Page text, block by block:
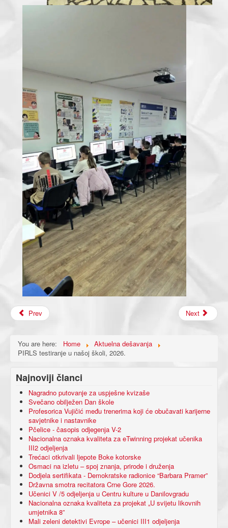
Prev Next
You are here: Home
Aktuelna dešavanja
PIRLS testiranje u našoj školi, 2026.
Najnoviji članci
Nagradno putovanje za uspješne kvizaše
Svečano obilježen Dan škole
Profesorica Vujičić među trenerima koji će obučavati karijerne
savjetnike i nastavnike
Pčelice - časopis odjegenja V-2
Nacionalna oznaka kvaliteta za eTwinning projekat učenika
III2 odjeljenja
Trećaci otkrivali ljepote Boke kotorske
Osmaci na izletu – spoj znanja, prirode i druženja
Dodjela sertifikata - Demokratske radionice “Barbara Pramer”
Državna smotra recitatora Crne Gore 2026.
Učenici V /5 odjeljenja u Centru kulture u Danilovgradu
Nacionalna oznaka kvaliteta za projekat „U svijetu likovnih
umjetnika 8”
Mali zeleni detektivi Evrope – učenici III1 odjeljenja